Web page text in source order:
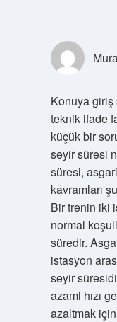
Konuya
teknik ifade
küçük bir
seyir süresi
süresi,
kavramları
Bir trenin iki
normal
süredir.
istasyon
seyir
azami hızı
azaltmak